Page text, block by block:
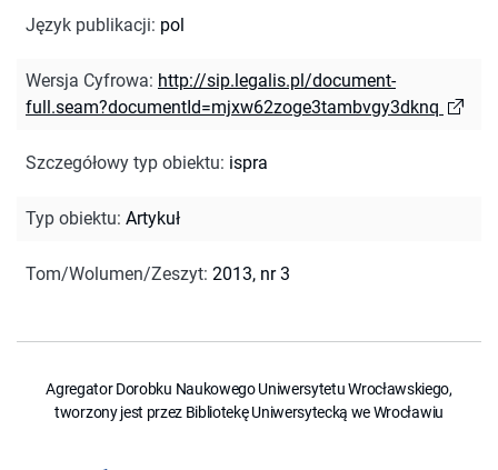
Język publikacji: pol
Wersja Cyfrowa: http://sip.legalis.pl/document-
full.seam?documentId=mjxw62zoge3tambvgy3dknq
Szczegółowy typ obiektu: ispra
Typ obiektu: Artykuł
Tom/Wolumen/Zeszyt: 2013, nr 3
Agregator Dorobku Naukowego Uniwersytetu Wrocławskiego,
tworzony jest przez Bibliotekę Uniwersytecką we Wrocławiu